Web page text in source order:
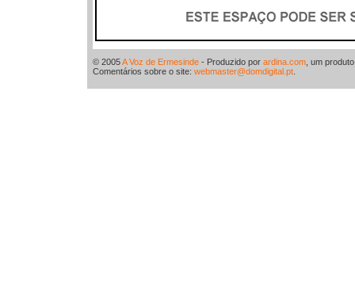
© 2005A Voz de Ermesinde - Produzido por ardina.com , um
Comentários sobre o site: webmaster@domdigital.pt